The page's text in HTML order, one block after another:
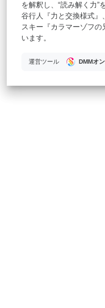
を解釈し、“読み解く力”
谷行人『力と交換様式』
スキー『カラマーゾフ
います。
運営ツール DMMオ